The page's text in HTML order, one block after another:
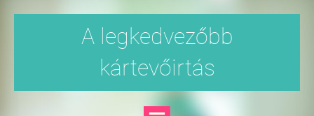
A legkedvezőbb
kártevőirtás